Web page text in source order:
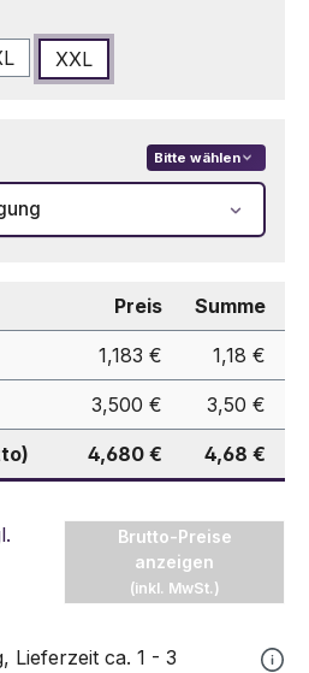
XXL
Bitte wählen
Preis Summe
1,183 € 1,18 €
3,500 € 3,50 €
4,680 € 4,68 €
Brutto-Preise
anzeigen
(inkl. MwSt.)
Lieferzeit ca. 1 - 3